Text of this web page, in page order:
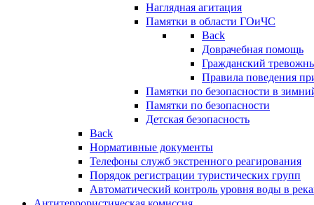
Наглядная агитация
Памятки в области ГОиЧС
Back
Доврачебная помощь
Гражданский
Правила поведения
Памятки по безопасности в
Памятки по безопасности
Детская безопасность
Back
Нормативные документы
Телефоны служб экстренного реагирования
Порядок регистрации туристических групп
Автоматический контроль уровня воды в